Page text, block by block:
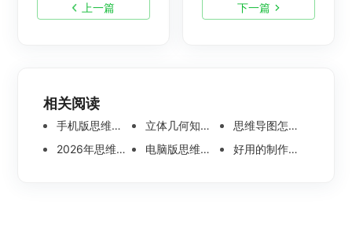
上一篇 下一篇
相关阅读
手机版思维导图软件哪个好 使用教程分享 立体几何知识点思维导图模板分享 思维导图怎么画
思维导图怎么画简单又漂亮 内附精美模板案例分享
2026年思维导图软件哪个好 最新免费思维导图软件测评
电脑版思维导图软件哪个好？可离线编辑的思维导图工具盘点 好用的制作思维导图软件有哪些？五款高分思维导图工具盘点